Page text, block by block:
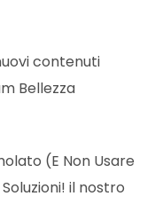
contenuti
Bellezza
(E Non Usare
il nostro